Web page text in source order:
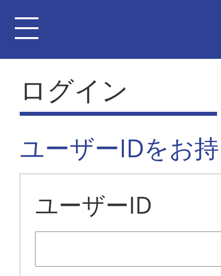
ログイン
ユーザーIDをお
ユーザーID